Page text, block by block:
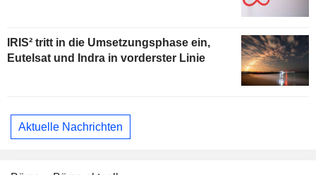
IRIS² tritt in die Umsetzungsphase ein,
Eutelsat und Indra in vorderster Linie
Aktuelle Nachrichten